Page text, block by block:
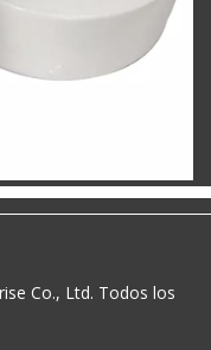
Co., Ltd. Todos los